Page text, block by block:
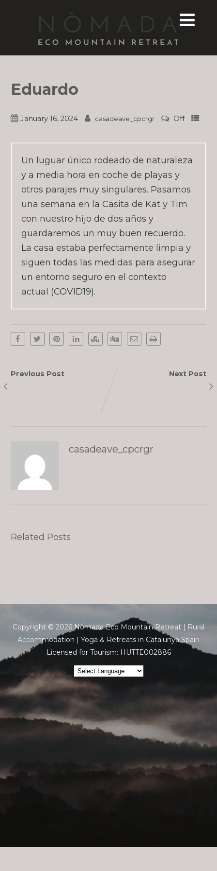
Eduardo
January 16, 2024 casadeave_cpcrgr Off
Un luguar único rodeado de naturaleza
y a media hora en coche de playas y
otros parajes muy singulares. Pasamos
una semana en la Casita de Kat y Tim
con nuestro hijo de dos años y
guardaremos un muy buen recuerdo.
La casa estaba perfectamente limpia y
siguen todas las medidas para asegurar
un entorno seguro en el contexto
actual (COVID19).
Previous Post Next Post
casadeave_cpcrgr
Related Posts
Copyright © 2026 Nòmada Eco Mountain Retreat | Rural
Accommodation | Yoga & Retreats in Catalunya Spain
Licensed for Tourism: HUTTE002886